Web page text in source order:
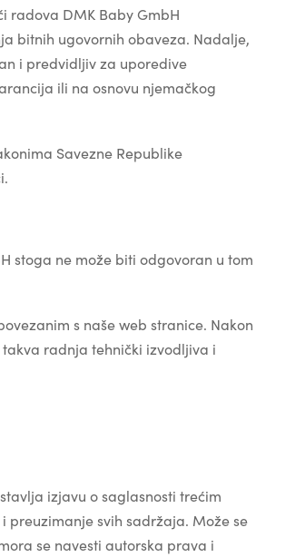
radova DMK Baby GmbH
bitnih ugovornih obaveza. Nadalje,
i predvidljiv za uporedive
ili na osnovu njemačkog
Savezne Republike
stoga ne može biti odgovoran u tom
s naše web stranice. Nakon
radnja tehnički izvodljiva i
izjavu o saglasnosti trećim
svih sadržaja. Može se
se navesti autorska prava i